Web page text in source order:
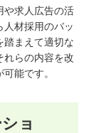
や求人広告の活
人材採用のバッ
踏まえて適切な
れらの内容を改
能です。
ョ